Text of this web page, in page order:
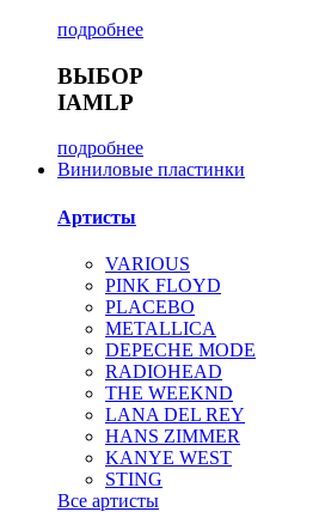
подробнее
ВЫБОР
IAMLP
подробнее
Виниловые пластинки
Артисты
VARIOUS
PINK FLOYD
PLACEBO
METALLICA
DEPECHE MODE
RADIOHEAD
THE WEEKND
LANA DEL REY
HANS ZIMMER
KANYE WEST
STING
Все артисты